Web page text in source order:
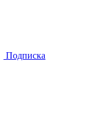
Подписка